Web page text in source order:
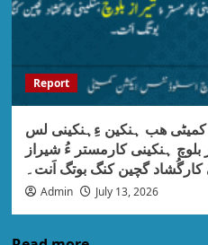
Report
کمیٹی ھب ہنکین ءِہنکینی لس
ہنکینی کارمستر ءُ شیراز
کارگُشاد گچین کنگ بوتگ اَنت۔
Admin July 13, 2026